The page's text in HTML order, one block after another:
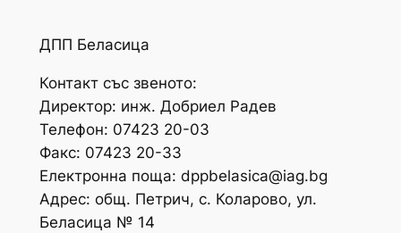
ДПП Беласица
Контакт със звеното:
Директор: инж. Добриел Радев
Телефон: 07423 20-03
Факс: 07423 20-33
Електронна поща: dppbelasica@iag.bg
Адрес: общ. Петрич, с. Коларово, ул.
Беласица № 14